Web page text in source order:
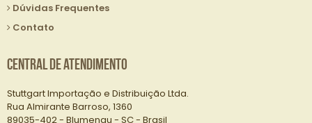
Dúvidas Frequentes
Contato
Central de Atendimento
Stuttgart Importação e Distribuição Ltda.
Rua Almirante Barroso, 1360
89035-402 - Blumenau - SC - Brasil